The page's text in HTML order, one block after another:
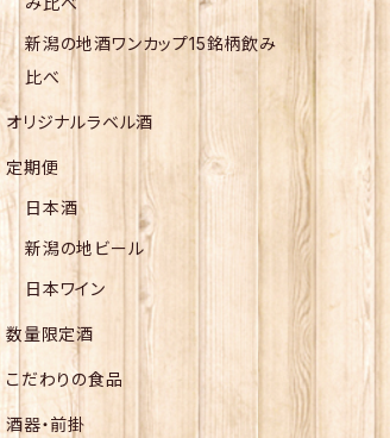
新潟の地酒ワンカップ15銘柄飲み
比べ
オリジナルラベル酒
定期便
日本酒
新潟の地ビール
日本ワイン
数量限定酒
こだわりの食品
酒器・前掛